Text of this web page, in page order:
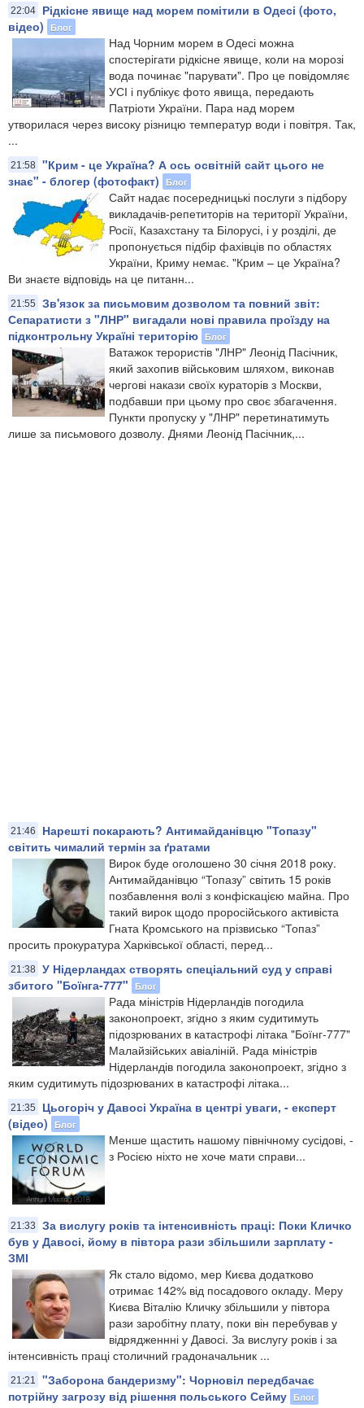
22:04
Рідкісне явище над морем помітили в Одесі (фото,
відео)
Блог
Над Чорним морем в Одесі можна
спостерігати рідкісне явище, коли на морозі
вода починає "парувати". Про це повідомляє
УСІ і публікує фото явища, передають
Патріоти України. Пара над морем
утворилася через високу різницю температур води і повітря. Так,
...
21:58 "Крим - це Україна? А ось освітній сайт цього не
знає" - блогер (фотофакт)
Блог
Сайт надає посередницькі послуги з підбору
викладачів-репетиторів на території України,
Росії, Казахстану та Білорусі, і у розділі, де
пропонується підбір фахівців по областях
України, Криму немає. "Крим – це Україна?
Ви знаєте відповідь на це питанн...
21:55
Зв'язок за письмовим дозволом та повний звіт:
Сепаратисти з "ЛНР" вигадали нові правила проїзду на
підконтрольну Україні територію Блог
Ватажок терористів "ЛНР" Леонід Пасічник,
який захопив військовим шляхом, виконав
чергові накази своїх кураторів з Москви,
подбавши при цьому про своє збагачення.
Пункти пропуску у "ЛНР" перетинатимуть
лише за письмового дозволу. Днями Леонід Пасічник,...
21:46
Нарешті покарають? Антимайданівцю "Топазу"
світить чималий термін за ґратами
Вирок буде оголошено 30 січня 2018 року.
Антимайданівцю “Топазу” світить 15 років
позбавлення волі з конфіскацією майна. Про
такий вирок щодо проросійського активіста
Гната Кромського на прізвисько “Топаз”
просить прокуратура Харківської області, перед...
21:38 У Нідерландах створять спеціальний суд у справі
збитого "Боїнга-777"
Блог
Рада міністрів Нідерландів погодила
законопроект, згідно з яким судитимуть
підозрюваних в катастрофі літака "Боїнг-777"
Малайзійських авіаліній. Рада міністрів
Нідерландів погодила законопроект, згідно з
яким судитимуть підозрюваних в катастрофі літака...
21:35
Цьогоріч у Давосі Україна в центрі уваги, - експерт
(відео)
Блог
Менше щастить нашому північному сусідові, -
з Росією ніхто не хоче мати справи...
21:33
За вислугу років та інтенсивність праці: Поки Кличко
був у Давосі, йому в півтора рази збільшили зарплату -
ЗМІ
Як стало відомо, мер Києва додатково
отримає 142% від посадового окладу. Меру
Києва Віталію Кличку збільшили у півтора
рази заробітну плату, поки він перебував у
відрядженнні у Давосі. За вислугу років і за
інтенсивність праці столичний градоначальник ...
21:21
"Заборона бандеризму": Чорновіл передбачає
потрійну загрозу від рішення польського Сейму Блог